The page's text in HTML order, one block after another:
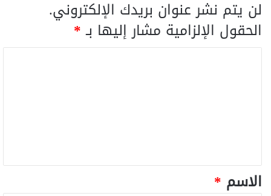
لن يتم نشر عنوان بريدك الإلكتروني.
الحقول الإلزامية مشار إليها بـ*
الاسم *